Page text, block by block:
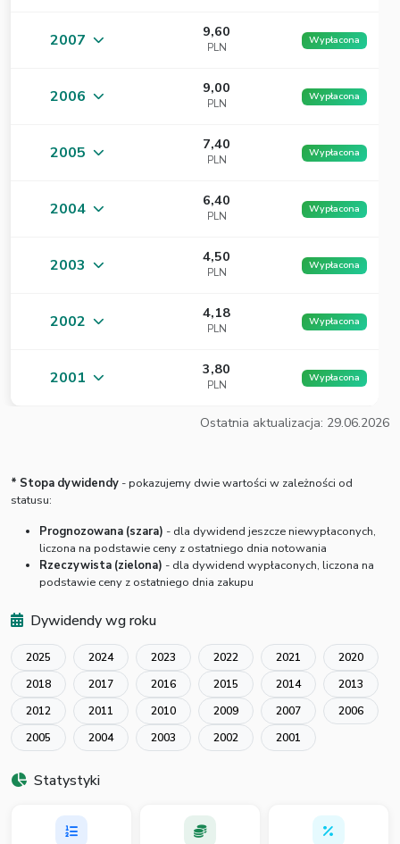
2007 9,60
PLN
Wypłacona
2006 9,00
PLN
Wypłacona
2005 7,40
PLN
Wypłacona
2004 6,40
PLN
Wypłacona
2003 4,50
PLN
Wypłacona
2002 4,18
PLN
Wypłacona
2001 3,80
PLN
Wypłacona
Ostatnia aktualizacja: 29.06.2026
* Stopa dywidendy - pokazujemy dwie wartości w zależności od
statusu:
Prognozowana (szara) - dla dywidend jeszcze niewypłaconych,
liczona na podstawie ceny z ostatniego dnia notowania
Rzeczywista (zielona) - dla dywidend wypłaconych, liczona na
podstawie ceny z ostatniego dnia zakupu
Dywidendy wg roku
2025 2024 2023 2022 2021
2020
2018
2017 2016 2015 2014
2013
2012
2011 2010 2009 2007
2006
2005
2004 2003 2002 2001
Statystyki